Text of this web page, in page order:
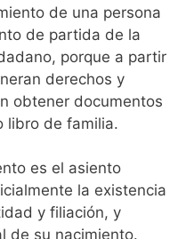
de una persona
de partida de la
porque a partir
derechos y
obtener documentos
libro de familia.
es el asiento
la existencia
y filiación, y
de su nacimiento.